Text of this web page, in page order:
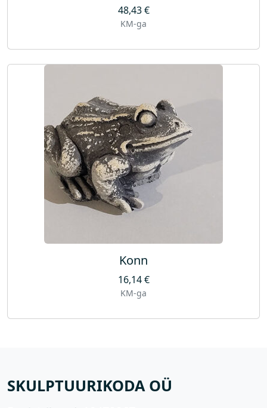
48,43€
KM-ga
Konn
16,14€
KM-ga
SKULPTUURIKODA OÜ